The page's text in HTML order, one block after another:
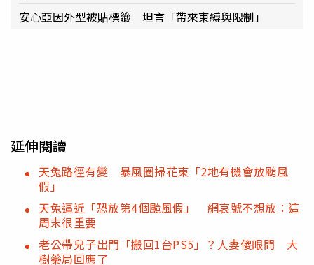
安心亞因外型被貼標籤 坦言「帶來束縛與限制」
延伸閱讀
天兔路徑有變 暴風圈掃花東「2地有機會放颱風
假」
天兔逼近「恐放第4個颱風假」 網哀號不想放：這
周末很重要
老公帶兒子出門「搬回1台PS5」？人妻傻眼問 大
樹藥局回應了